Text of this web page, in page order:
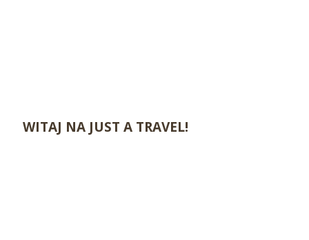
WITAJ NA JUST A TRAVEL!